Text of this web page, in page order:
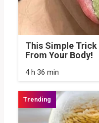
This Simple
From Your Body!
4 h 36 min